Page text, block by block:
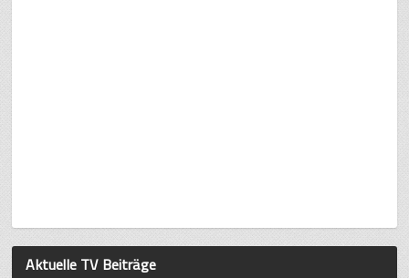
Aktuelle TV Beiträge